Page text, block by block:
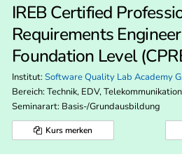
IREB Certified
Requirements
Foundation Level
Institut: Software Quality Lab Academy
Bereich: Technik, EDV, Telekommunikation
Seminarart: Basis-/Grundausbildung
Kurs merken